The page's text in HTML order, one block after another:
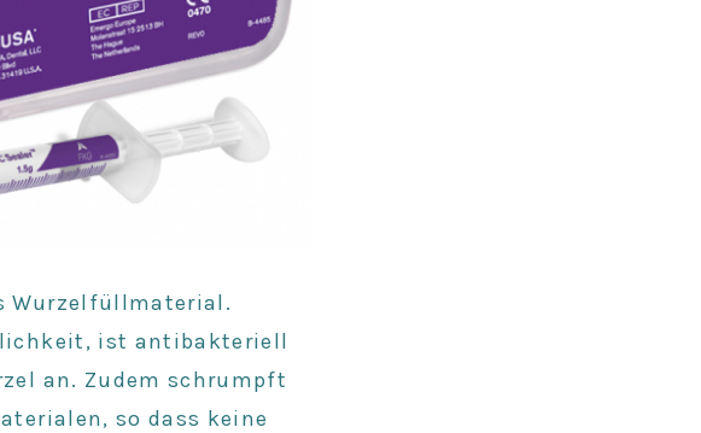
Wurzelfüllmaterial.
ist antibakteriell
an. Zudem schrumpft
so dass keine